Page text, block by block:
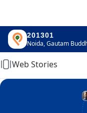
201301
Home
Web Stories